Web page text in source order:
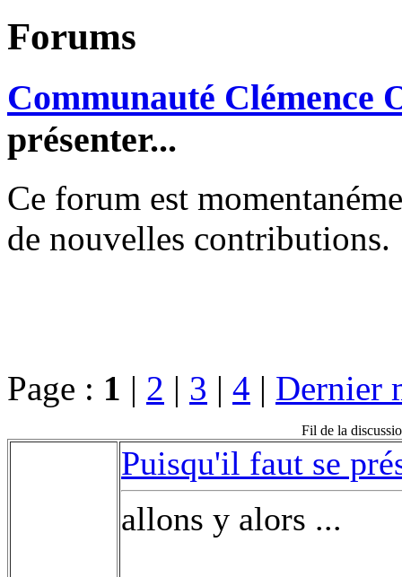
Forums
Communauté Clémence
présenter...
Ce forum est
de nouvelles contributions.
Page : 1 | 2 | 3 | 4 | Dernier
Fil de la
Puisqu'il faut se
allons y alors ...